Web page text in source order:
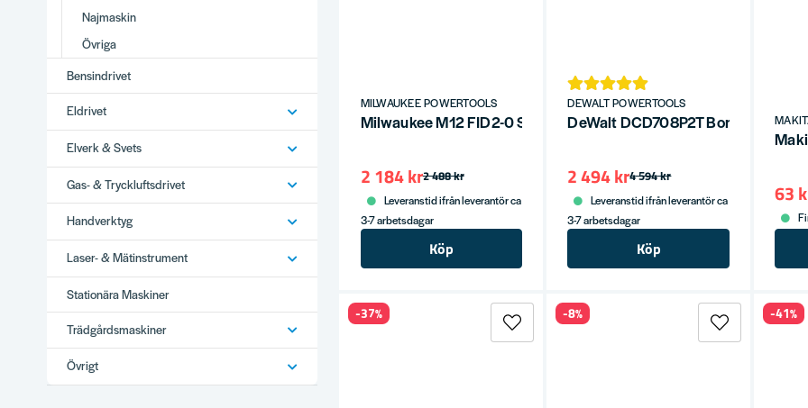
Najmaskin
Övriga
Bensindrivet
Eldrivet
Elverk & Svets
Gas- & Tryckluftsdrivet
Handverktyg
Laser- & Mätinstrument
Stationära Maskiner
Trädgårdsmaskiner
Övrigt
MILWAUKEE POWERTOOLS
Milwaukee M12 FID2-0 Slagskruvdragare 12V (utan batterier)
2 488 kr
2 184 kr
Leveranstid ifrån leverantör ca
3-7 arbetsdagar
Köp
DEWALT POWERTOOLS
DeWalt DCD708P2T Borr-/
4 594 kr
2 494 kr
Leveranstid ifrån leverantör ca
3-7 arbetsdagar
Köp
63
-37% -8% -41%